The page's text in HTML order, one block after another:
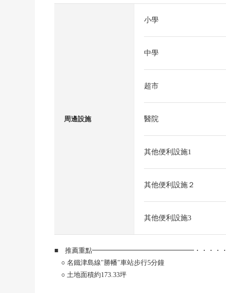
周邊設施
小學
中學
超市
醫院
其他便利設施1
其他便利設施２
其他便利設施3
■ 推薦重點━━━━━━━━━━━━━━━・・・・・
○ 名鐵津島線"勝幡"車站步行5分鐘
○ 土地面積約173.33坪